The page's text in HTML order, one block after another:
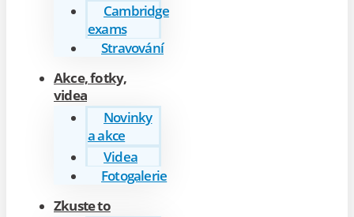
Cambridge
exams
Stravování
Akce, fotky,
videa
Novinky
a akce
Videa
Fotogalerie
Zkuste to